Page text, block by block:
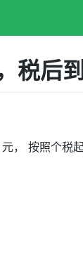
后到
元， 按照个税